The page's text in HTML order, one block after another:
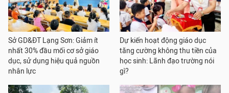
Sở GD&ĐT Lạng Sơn: Giảm ít
nhất 30% đầu mối cơ sở giáo
dục, sử dụng hiệu quả nguồn
nhân lực
Dự kiến hoạt động giáo dục
tăng cường không thu tiền của
học sinh: Lãnh đạo trường nói
gì?